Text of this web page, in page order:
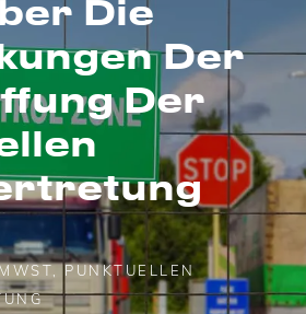
Die
Der
Der
MWST ,
PUNKTUELLEN